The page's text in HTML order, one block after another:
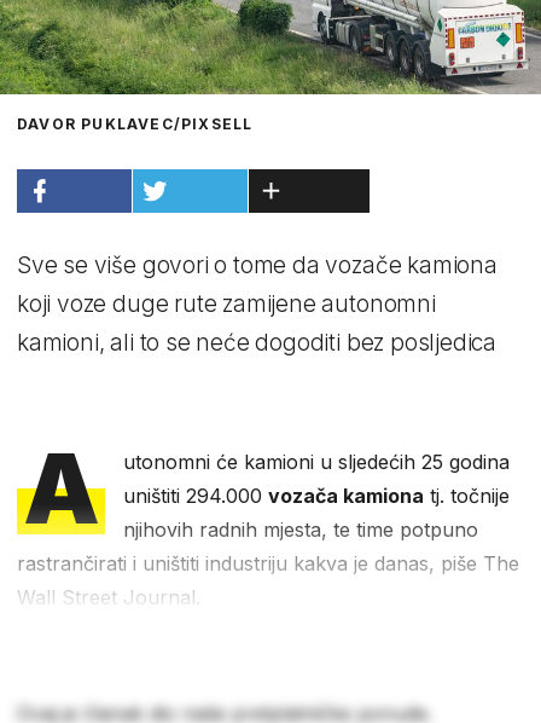
DAVOR PUKLAVEC/PIXSELL
Sve se više govori o tome da vozače kamiona
koji voze duge rute zamijene autonomni
kamioni, ali to se neće dogoditi bez posljedica
A
utonomni će kamioni u sljedećih 25 godina
uništiti 294.000vozača kamiona tj. točnije
njihovih radnih mjesta, te time potpuno
rastrančirati i uništiti industriju kakva je danas, piše The
Wall Street Journal.
Ovaj je članak dio naše pretplatničke ponude.